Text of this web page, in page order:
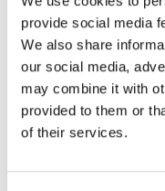
provide social media
We also share
our social media,
may combine it with
provided to them or
of their services.
الاختفاء القسري، وهو
والقانون الدولي لحقوق
حقوق الأفراد الذين يتم
ضائقة شديدة لأسرهم
ومجتمعاتهم
*Cover photo credit to